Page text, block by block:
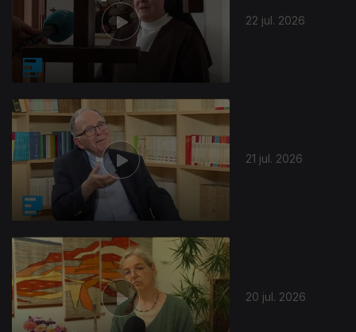
22 jul. 2026
21 jul. 2026
20 jul. 2026